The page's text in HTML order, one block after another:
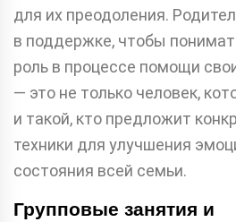
для их преодоления.
в поддержке, чтобы
роль в процессе помощи
— это не только человек,
и такой, кто предложит
техники для улучшения
состояния всей семьи.
Групповые занятия и